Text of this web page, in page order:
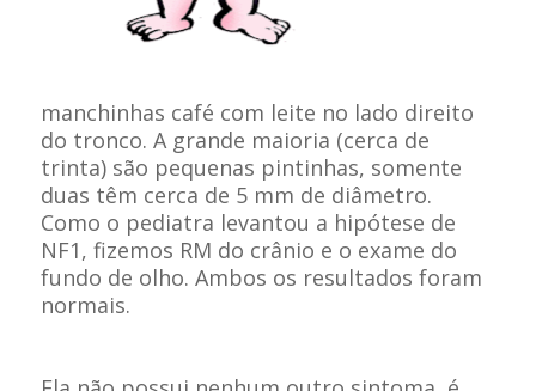
manchinhas café com leite no lado direito
do tronco. A grande maioria (cerca de
trinta) são pequenas pintinhas, somente
duas têm cerca de 5 mm de diâmetro.
Como o pediatra levantou a hipótese de
NF1, fizemos RM do crânio e o exame do
fundo de olho. Ambos os resultados foram
normais.